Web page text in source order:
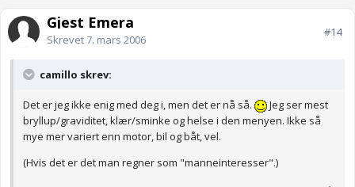
Gjest Emera
Skrevet7. mars 2006
#14
camillo skrev:
Det er jeg ikke enig med deg i, men det er nå så.
Jeg ser mest
bryllup/graviditet, klær/sminke og helse i den menyen. Ikke så
mye mer variert enn motor, bil og båt, vel.
(Hvis det er det man regner som "manneinteresser".)